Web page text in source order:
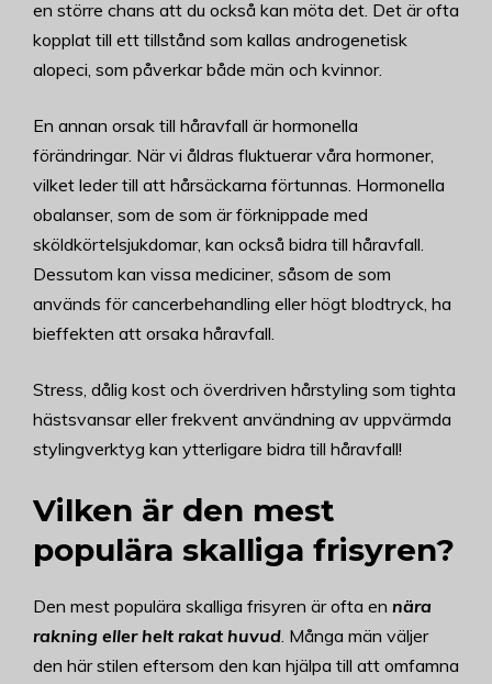
en större chans att du också kan möta det. Det är ofta
kopplat till ett tillstånd som kallas androgenetisk
alopeci, som påverkar både män och kvinnor.
En annan orsak till håravfall är hormonella
förändringar. När vi åldras fluktuerar våra hormoner,
vilket leder till att hårsäckarna förtunnas. Hormonella
obalanser, som de som är förknippade med
sköldkörtelsjukdomar, kan också bidra till håravfall.
Dessutom kan vissa mediciner, såsom de som
används för cancerbehandling eller högt blodtryck, ha
bieffekten att orsaka håravfall.
Stress, dålig kost och överdriven hårstyling som tighta
hästsvansar eller frekvent användning av uppvärmda
stylingverktyg kan ytterligare bidra till håravfall!
Vilken är den mest
populära skalliga frisyren?
Den mest populära skalliga frisyren är ofta en nära
rakning eller helt rakat huvud. Många män väljer
den här stilen eftersom den kan hjälpa till att omfamna